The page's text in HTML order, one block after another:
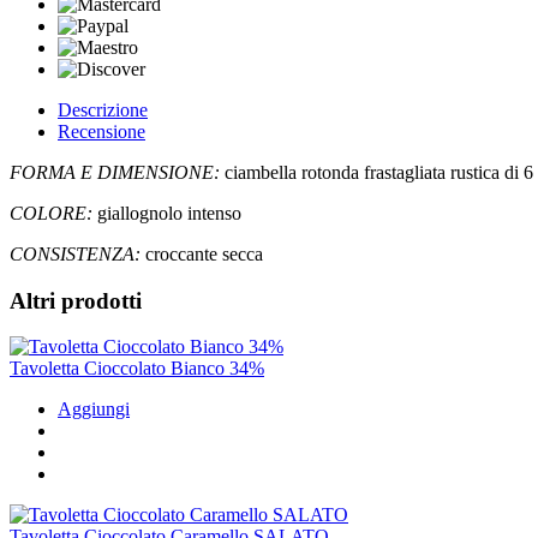
Descrizione
Recensione
FORMA E DIMENSIONE: ciambella rotonda frastagliata rustica di 6
COLORE: giallognolo intenso
CONSISTENZA: croccante secca
Altri prodotti
Tavoletta Cioccolato Bianco 34%
Aggiungi